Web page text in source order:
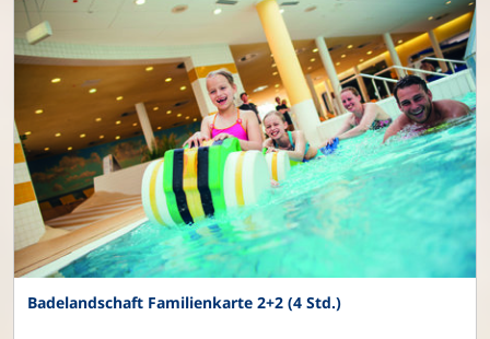
Badelandschaft Familienkarte 2+2 (4 Std.)